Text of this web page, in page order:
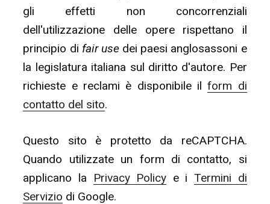
gli effetti non concorrenziali
dell'utilizzazione delle opere rispettano il
principio di fair usedei paesi anglosassoni e
la legislatura italiana sul diritto d'autore. Per
richieste e reclami è disponibile ilform di
contatto del sito.
Questo sito è protetto da reCAPTCHA.
Quando utilizzate un form di contatto, si
applicano la
Privacy Policy e iTermini di
Servizio di Google.